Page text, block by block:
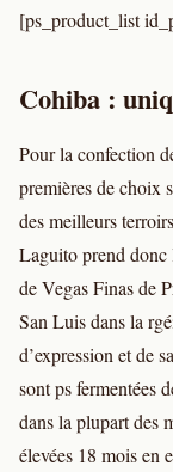
[ps_product_list
Cohiba :
Pour la confection
premières de choix
des meilleurs
Laguito prend donc
de Vegas Finas de
San Luis dans la
d’expression et de
sont ps fermentées
dans la plupart des
élevées 18 mois en